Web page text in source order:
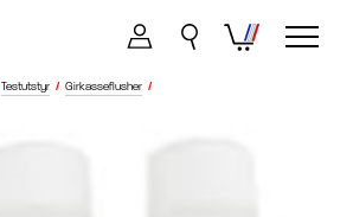
Testutstyr / Girkasseflusher /